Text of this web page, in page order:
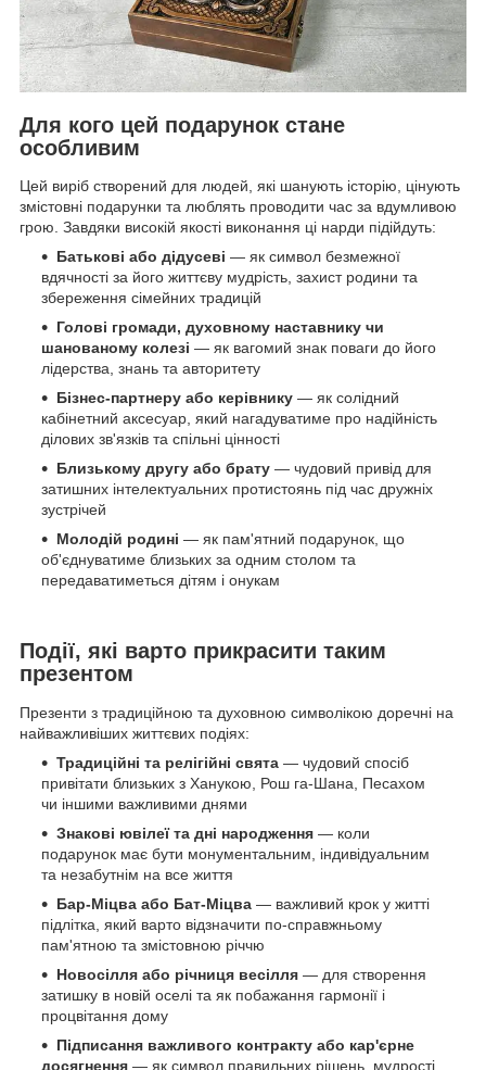
Для кого цей подарунок стане
особливим
Цей виріб створений для людей, які шанують історію, цінують
змістовні подарунки та люблять проводити час за вдумливою
грою. Завдяки високій якості виконання ці нарди підійдуть:
Батькові або дідусеві — як символ безмежної
вдячності за його життєву мудрість, захист родини та
збереження сімейних традицій
Голові громади, духовному наставнику чи
шанованому колезі — як вагомий знак поваги до його
лідерства, знань та авторитету
Бізнес-партнеру або керівнику — як солідний
кабінетний аксесуар, який нагадуватиме про надійність
ділових зв'язків та спільні цінності
Близькому другу або брату — чудовий привід для
затишних інтелектуальних протистоянь під час дружніх
зустрічей
Молодій родині — як пам'ятний подарунок, що
об'єднуватиме близьких за одним столом та
передаватиметься дітям і онукам
Події, які варто прикрасити таким
презентом
Презенти з традиційною та духовною символікою доречні на
найважливіших життєвих подіях:
Традиційні та релігійні свята — чудовий спосіб
привітати близьких з Ханукою, Рош га-Шана, Песахом
чи іншими важливими днями
Знакові ювілеї та дні народження — коли
подарунок має бути монументальним, індивідуальним
та незабутнім на все життя
Бар-Міцва або Бат-Міцва — важливий крок у житті
підлітка, який варто відзначити по-справжньому
пам'ятною та змістовною річчю
Новосілля або річниця весілля — для створення
затишку в новій оселі та як побажання гармонії і
процвітання дому
Підписання важливого контракту або кар'єрне
досягнення — як символ правильних рішень, мудрості